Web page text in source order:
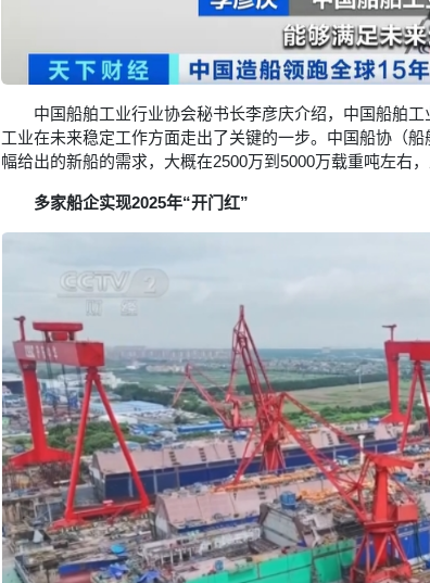
中国船舶工业行业协会秘书长李彦庆介绍，中国船舶
工业在未来稳定工作方面走出了关键的一步。中国船协（
幅给出的新船的需求，大概在2500万到5000万载重吨左右
多家船企实现2025年“开门红”